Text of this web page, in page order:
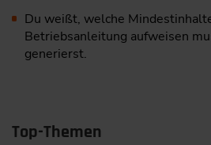
Du weißt, welche
Betriebsanleitung ­aufweisen
generierst.
Top-Themen